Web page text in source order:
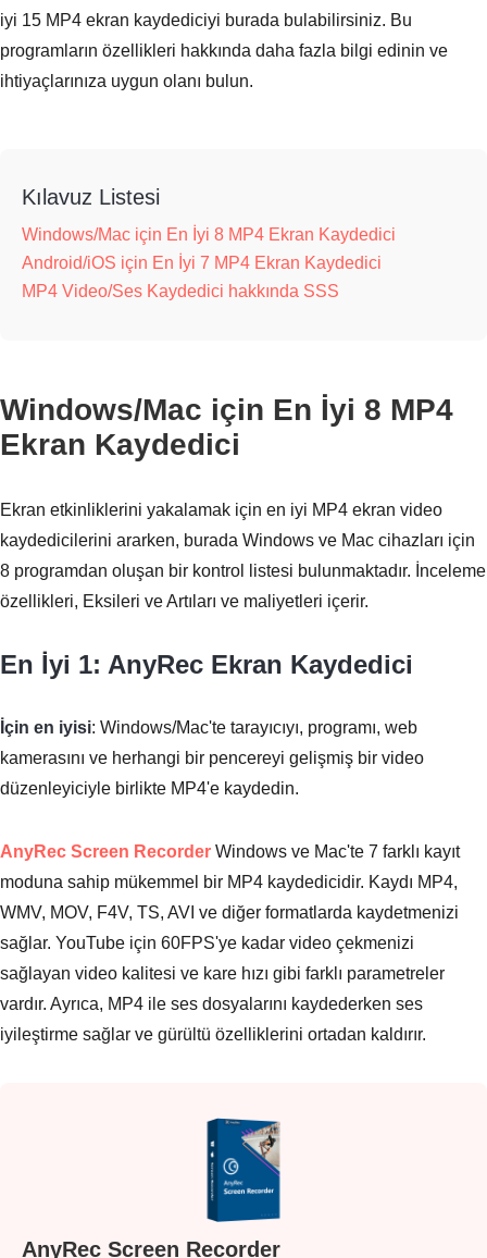
iyi 15 MP4 ekran kaydediciyi burada bulabilirsiniz. Bu
programların özellikleri hakkında daha fazla bilgi edinin ve
ihtiyaçlarınıza uygun olanı bulun.
Kılavuz Listesi
Windows/Mac için En İyi 8 MP4 Ekran Kaydedici
Android/iOS için En İyi 7 MP4 Ekran Kaydedici
MP4 Video/Ses Kaydedici hakkında SSS
Windows/Mac için En İyi 8 MP4
Ekran Kaydedici
Ekran etkinliklerini yakalamak için en iyi MP4 ekran video
kaydedicilerini ararken, burada Windows ve Mac cihazları için
8 programdan oluşan bir kontrol listesi bulunmaktadır. İnceleme
özellikleri, Eksileri ve Artıları ve maliyetleri içerir.
En İyi 1: AnyRec Ekran Kaydedici
İçin en iyisi: Windows/Mac'te tarayıcıyı, programı, web
kamerasını ve herhangi bir pencereyi gelişmiş bir video
düzenleyiciyle birlikte MP4'e kaydedin.
AnyRec Screen Recorder Windows ve Mac'te 7 farklı kayıt
moduna sahip mükemmel bir MP4 kaydedicidir. Kaydı MP4,
WMV, MOV, F4V, TS, AVI ve diğer formatlarda kaydetmenizi
sağlar. YouTube için 60FPS'ye kadar video çekmenizi
sağlayan video kalitesi ve kare hızı gibi farklı parametreler
vardır. Ayrıca, MP4 ile ses dosyalarını kaydederken ses
iyileştirme sağlar ve gürültü özelliklerini ortadan kaldırır.
AnyRec Screen Recorder